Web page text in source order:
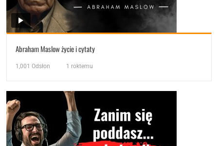
Abraham Maslow życie i cytaty
1,001 Odsłon 1 roktemu